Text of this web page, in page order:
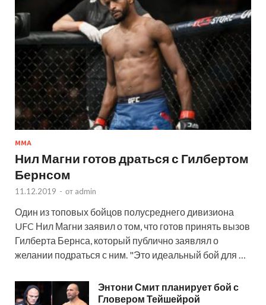
MMA
Нил Магни готов драться с Гилбертом
Бернсом
11.12.2019 - от admin
Один из топовых бойцов полусреднего дивизиона
UFC Нил Магни заявил о том, что готов принять вызов
Гилберта Бернса, который публично заявлял о
желании подраться с ним. "Это идеальный бой для …
Энтони Смит планирует бой с
Гловером Тейшейрой